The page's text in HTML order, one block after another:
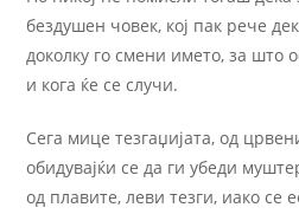
бездушен човек, кој пак рече
доколку го смени името, за што
и кога ќе се случи.
Сега мице тезгаџијата, од
обидувајќи се да ги убеди
од плавите, леви тезги, иако се